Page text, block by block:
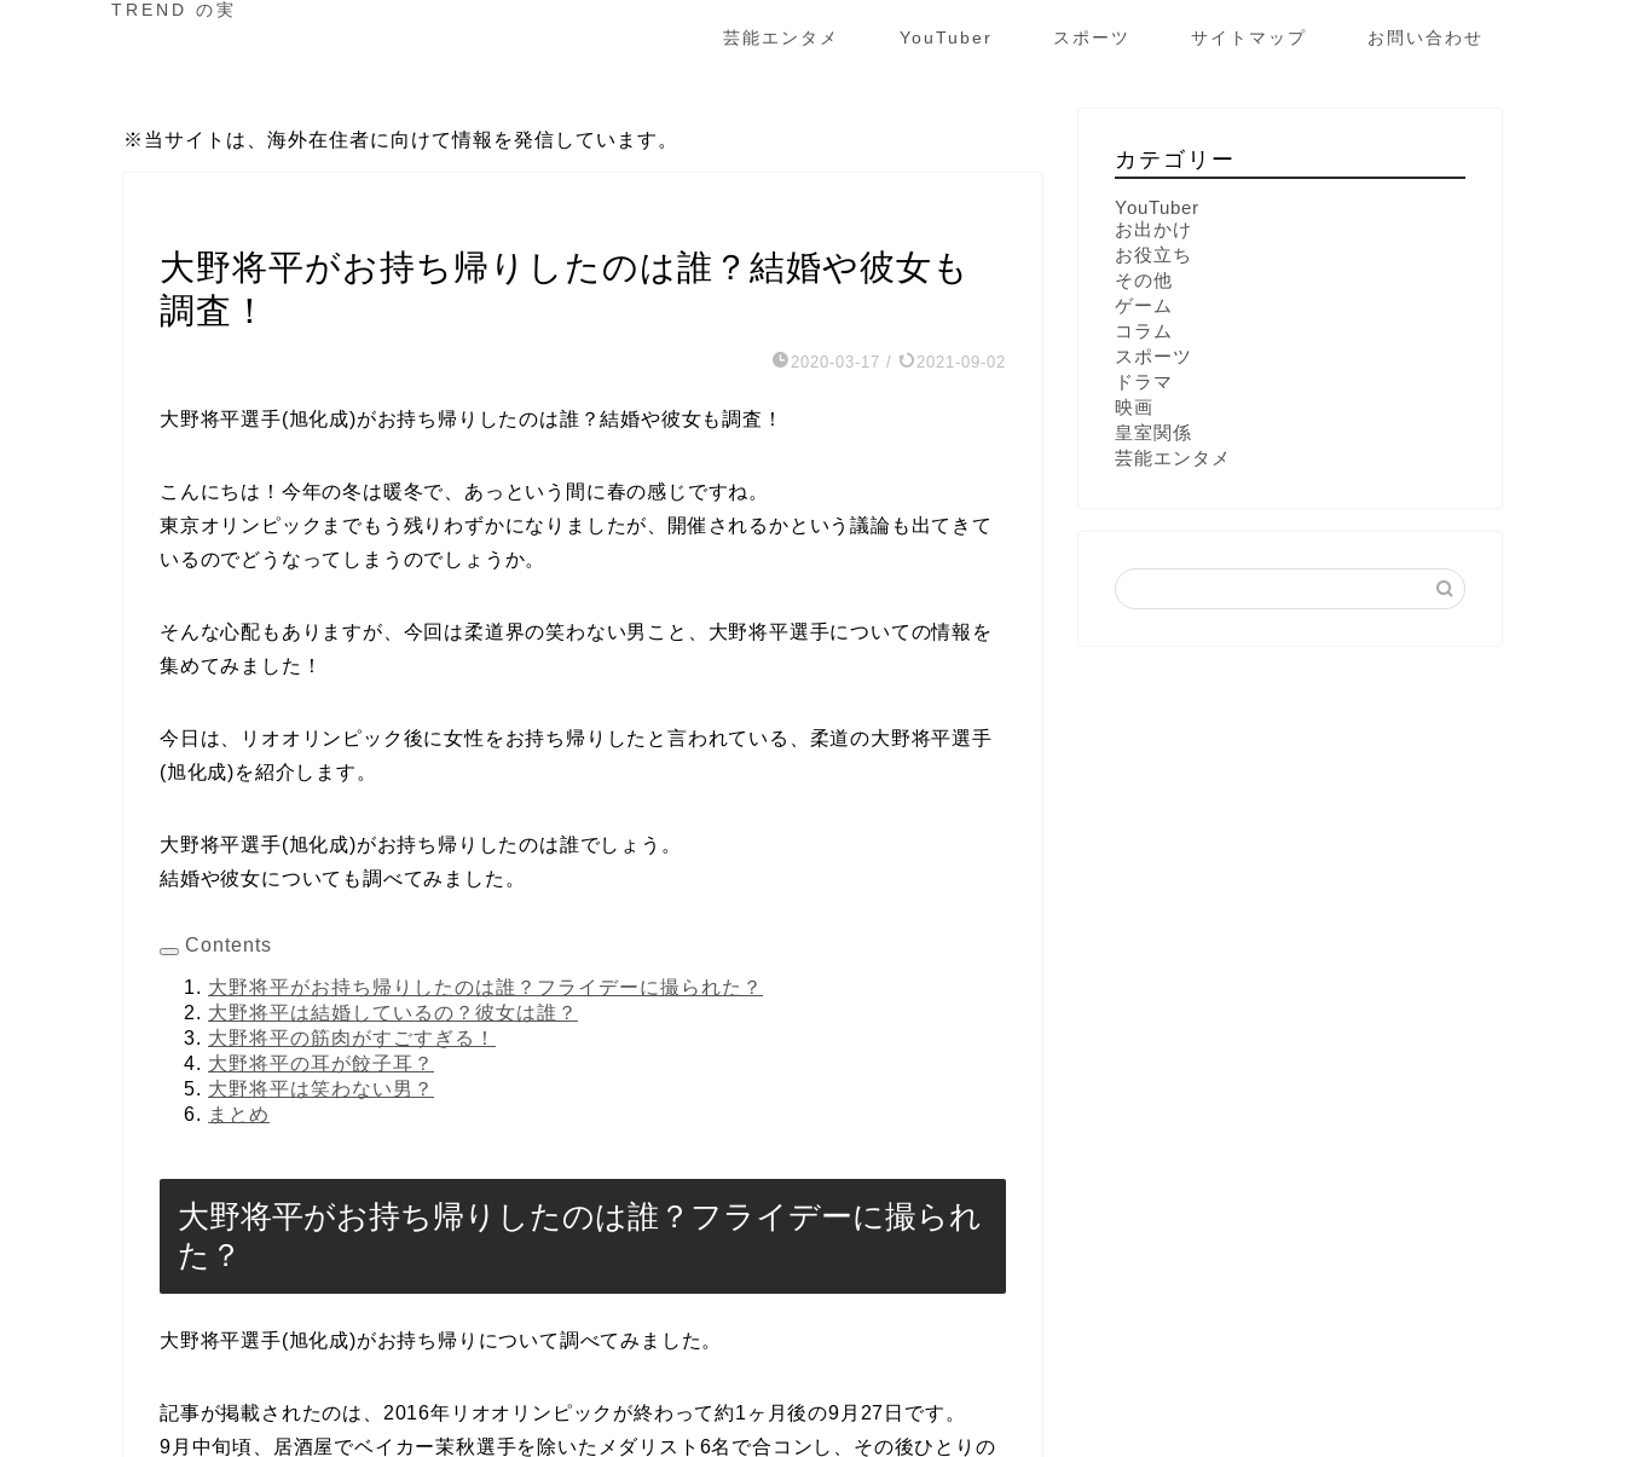
TREND の実
芸能エンタメ YouTuber スポーツ サイトマップ お問い合わせ
※当サイトは、海外在住者に向けて情報を発信しています。
大野将平がお持ち帰りしたのは誰？結婚や彼女も
調査！
2020-03-17 / 2021-09-02
大野将平選手(旭化成)がお持ち帰りしたのは誰？結婚や彼女も調査！
こんにちは！今年の冬は暖冬で、あっという間に春の感じですね。
東京オリンピックまでもう残りわずかになりましたが、開催されるかという議論も出てきて
いるのでどうなってしまうのでしょうか。
そんな心配もありますが、今回は柔道界の笑わない男こと、大野将平選手についての情報を
集めてみました！
今日は、リオオリンピック後に女性をお持ち帰りしたと言われている、柔道の大野将平選手
(旭化成)を紹介します。
大野将平選手(旭化成)がお持ち帰りしたのは誰でしょう。
結婚や彼女についても調べてみました。
Contents
大野将平がお持ち帰りしたのは誰？フライデーに撮られた？
大野将平は結婚しているの？彼女は誰？
大野将平の筋肉がすごすぎる！
大野将平の耳が餃子耳？
大野将平は笑わない男？
まとめ
大野将平がお持ち帰りしたのは誰？フライデーに撮られ
た？
大野将平選手(旭化成)がお持ち帰りについて調べてみました。
記事が掲載されたのは、2016年リオオリンピックが終わって約1ヶ月後の9月27日です。
9月中旬頃、居酒屋でベイカー茉秋選手を除いたメダリスト6名で合コンし、その後ひとりの
カテゴリー
YouTuber
お出かけ
お役立ち
その他
ゲーム
コラム
スポーツ
ドラマ
映画
皇室関係
芸能エンタメ